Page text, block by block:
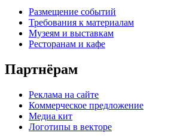
Размещение событий
Требования к материалам
Музеям и выставкам
Ресторанам и кафе
Партнёрам
Реклама на сайте
Коммерческое предложение
Медиа кит
Логотипы в векторе